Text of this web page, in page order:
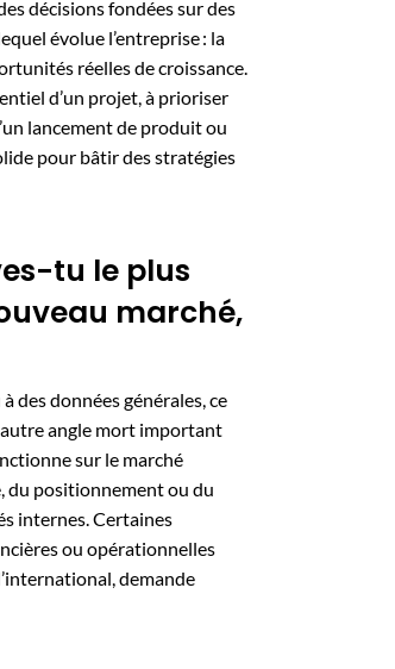
décisions fondées sur des
évolue l’entreprise : la
réelles de croissance.
d’un projet, à prioriser
lancement de produit ou
pour bâtir des stratégies
tu le plus
marché,
des données générales, ce
autre angle mort important
sur le marché
du positionnement ou du
internes. Certaines
ou opérationnelles
demande